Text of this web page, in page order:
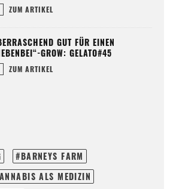
ZUM ARTIKEL
GUT FÜR EINEN
GROW: GELATO#45
ZUM ARTIKEL
BARNEYS FARM
ALS MEDIZIN